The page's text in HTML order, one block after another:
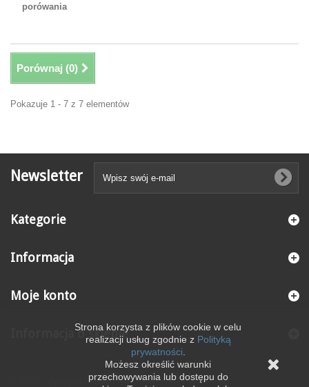
porówania
Porównaj (0)
Pokazuje 1 - 7 z 7 elementów
Newsletter
Kategorie
Informacja
© 2026 - Oprogramowanie e-commerce od PrestaShop™
Moje konto
Informacja o sklepieStrona korzysta z plików cookie w celu
realizacji usług zgodnie z Polityką
prywatności
Możesz określić warunki
przechowywania lub dostępu do